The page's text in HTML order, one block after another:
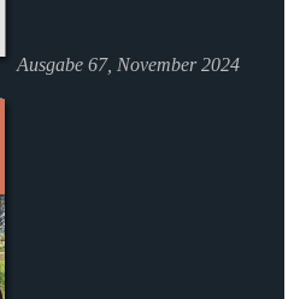
Ausgabe 67, November 2024